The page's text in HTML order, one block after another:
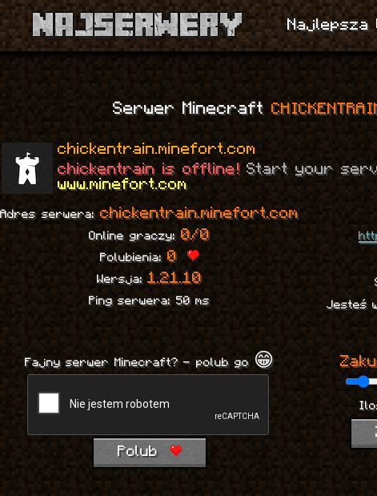
Najlepsza
Serwer Minecraft
chickentrain.minefort.com
chickentrain is offline! Start your
www.minefort.com
Adres serwera: chickentrain.minefort.com
Online graczy: 0/0
Polubienia: 0
Wersja:1.21.10
Ping serwera: 50 ms
Jesteś
Fajny serwer Minecraft? - polub go 😁
Polub